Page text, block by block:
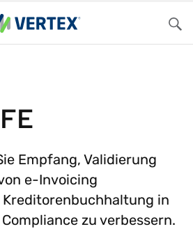
Empfang, Validierung
e-Invoicing
in
zu verbessern.